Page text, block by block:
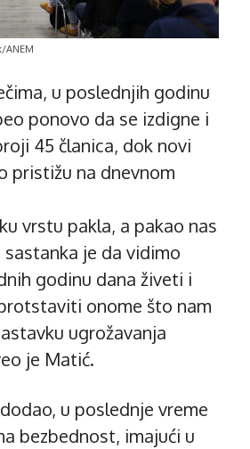
ANEM
u poslednjih godinu
ponovo da se izdigne i
45 članica, dok novi
pristižu na dnevnom
vrstu pakla, a pakao nas
je da vidimo
godinu dana živeti i
onome što nam
ugrožavanja
je Matić.
u poslednje vreme
bezbednost, imajući u